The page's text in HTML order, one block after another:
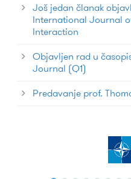
Još jedan članak
International Journal
Interaction
Objavljen rad u
Journal (Q1)
Predavanje prof.